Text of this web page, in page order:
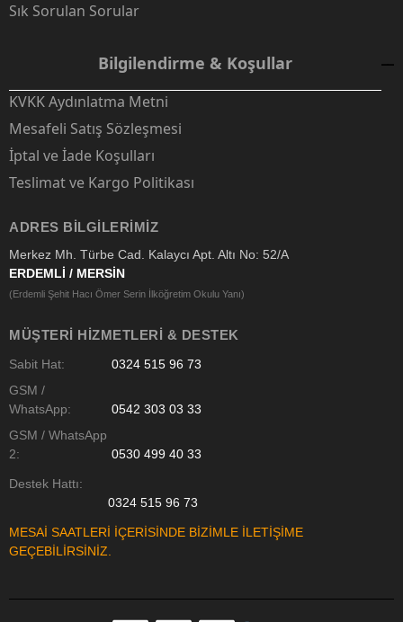
Sık Sorulan Sorular
Bilgilendirme & Koşullar
KVKK Aydınlatma Metni
Mesafeli Satış Sözleşmesi
İptal ve İade Koşulları
Teslimat ve Kargo Politikası
ADRES BILGILERIMIZ
Merkez Mh. Türbe Cad. Kalaycı Apt. Altı No: 52/A
ERDEMLİ / MERSİN
(Erdemli Şehit Hacı Ömer Serin İlköğretim Okulu Yanı)
MÜŞTERI HIZMETLERI & DESTEK
Sabit Hat:
0324 515 96 73
GSM /
WhatsApp:
0542 303 03 33
GSM / WhatsApp
2:
0530 499 40 33
Destek Hattı:
0324 515 96 73
MESAİ SAATLERİ İÇERİSİNDE BİZİMLE İLETİŞİME
GEÇEBİLİRSİNİZ.